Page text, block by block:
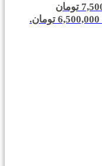
قیمت اصلی: 7,500,000 تومان